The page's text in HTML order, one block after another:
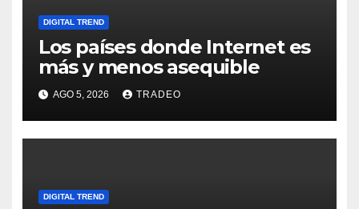
DIGITAL TREND
Los países donde Internet es
más y menos asequible
AGO 5, 2026 TRADEO
DIGITAL TREND